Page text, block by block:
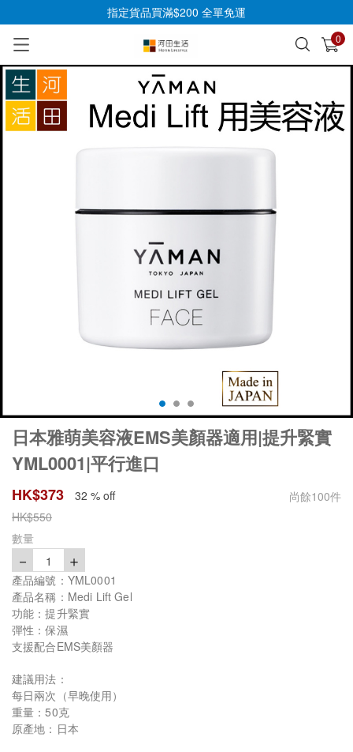
指定貨品買滿$200 全單免運
0
已加入購物車 查看
日本雅萌美容液EMS美顏器適用|提升緊實
YML0001|平行進口
HK$373 32 % off 尚餘100件
HK$550
數量
－ 1 ＋
產品編號：YML0001
產品名稱：Medi Lift Gel
功能：提升緊實
彈性：保濕
支援配合EMS美顏器
建議用法：
每日兩次（早晚使用）
重量：50克
原產地：日本